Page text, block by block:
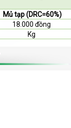
Mủ tạp (DRC=60%)
18.000 đồng
Kg